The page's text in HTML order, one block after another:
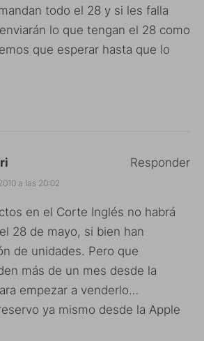
todo el 28 y si les falla
lo que tengan el 28 como
que esperar hasta que lo
a las 20:02
en el Corte Inglés no habrá
28 de mayo, si bien han
de unidades. Pero que
más de un mes desde la
empezar a venderlo…
ya mismo desde la Apple
Responder